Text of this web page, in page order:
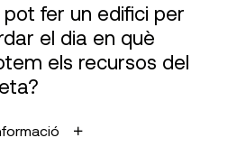
pot fer un edifici per
el dia en què
els recursos del